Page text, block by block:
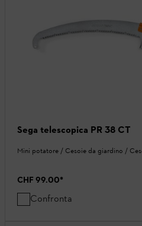
Sega telescopica PR 38 CT
Mini potatore / Cesoie da giardino /
CHF 99.00*
Confronta